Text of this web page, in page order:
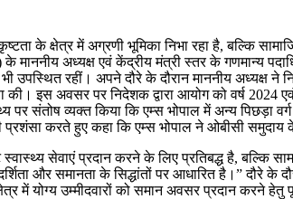
के क्षेत्र में अग्रणी भूमिका निभा रहा है, बल्कि
अध्यक्ष एवं केंद्रीय मंत्री स्तर के गणमान्य
रहीं। अपने दौरे के दौरान माननीय अध्यक्ष
इस अवसर पर निदेशक द्वारा आयोग को वर्ष 2024
संतोष व्यक्त किया कि एम्स भोपाल में अन्य पिछड़ा
करते हुए कहा कि एम्स भोपाल ने ओबीसी समुदाय के
सेवाएं प्रदान करने के लिए प्रतिबद्ध है, बल्कि
और समानता के सिद्धांतों पर आधारित है।” दौरे के
में योग्य उम्मीदवारों को समान अवसर प्रदान करने हेतु